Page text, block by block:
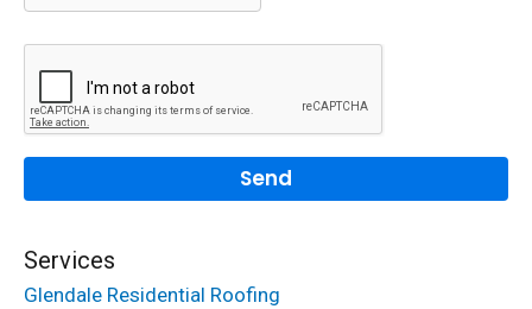
Services
Glendale Residential Roofing